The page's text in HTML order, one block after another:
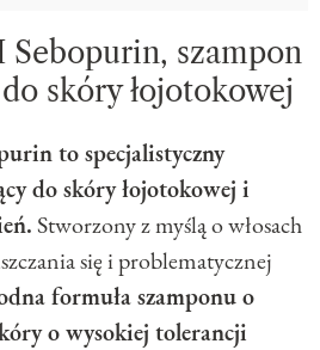
Sebopurin, szampon
skóry łojotokowej
to specjalistyczny
do skóry łojotokowej i
Stworzony z myślą o włosach
się i problematycznej
formuła szamponu o
o wysokiej tolerancji